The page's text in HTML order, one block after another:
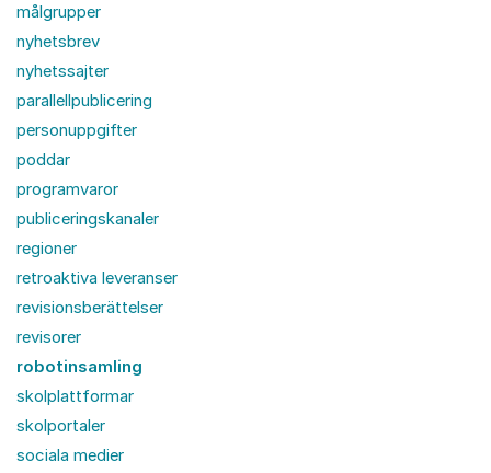
målgrupper
nyhetsbrev
nyhetssajter
parallellpublicering
personuppgifter
poddar
programvaror
publiceringskanaler
regioner
retroaktiva leveranser
revisionsberättelser
revisorer
robotinsamling
skolplattformar
skolportaler
sociala medier